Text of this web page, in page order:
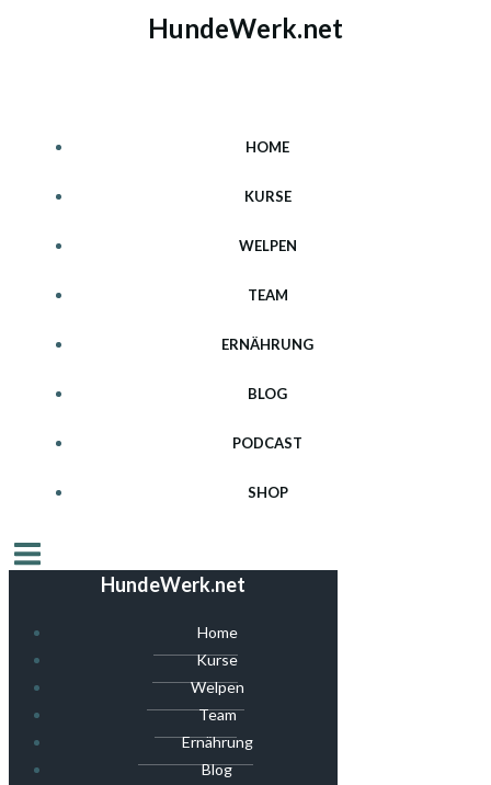
HundeWerk.net
HOME
KURSE
WELPEN
TEAM
ERNÄHRUNG
BLOG
PODCAST
SHOP
HundeWerk.net
Home
Kurse
Welpen
Team
Ernährung
Blog